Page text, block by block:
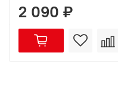
2 090 ₽